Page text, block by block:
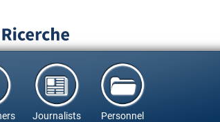
Journalists Personnel